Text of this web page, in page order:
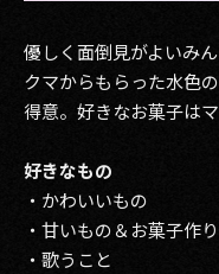
優しく面倒見がよいみ
クマからもらった水色
得意。好きなお菓子はマ
好きなもの
・かわいいもの
・甘いもの＆お菓子作り
・歌うこと